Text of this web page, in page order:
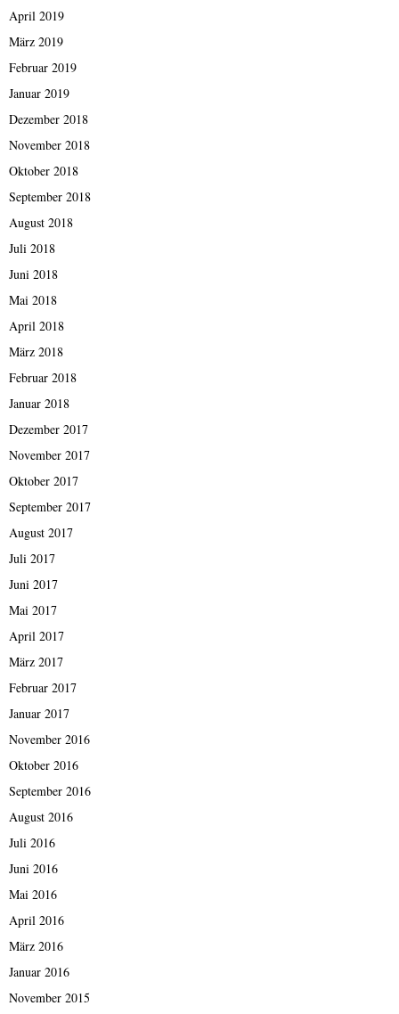
April 2019
März 2019
Februar 2019
Januar 2019
Dezember 2018
November 2018
Oktober 2018
September 2018
August 2018
Juli 2018
Juni 2018
Mai 2018
April 2018
März 2018
Februar 2018
Januar 2018
Dezember 2017
November 2017
Oktober 2017
September 2017
August 2017
Juli 2017
Juni 2017
Mai 2017
April 2017
März 2017
Februar 2017
Januar 2017
November 2016
Oktober 2016
September 2016
August 2016
Juli 2016
Juni 2016
Mai 2016
April 2016
März 2016
Januar 2016
November 2015